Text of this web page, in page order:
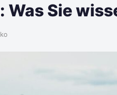
Was Sie